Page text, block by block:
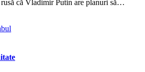
că Vladimir Putin are planuri să…